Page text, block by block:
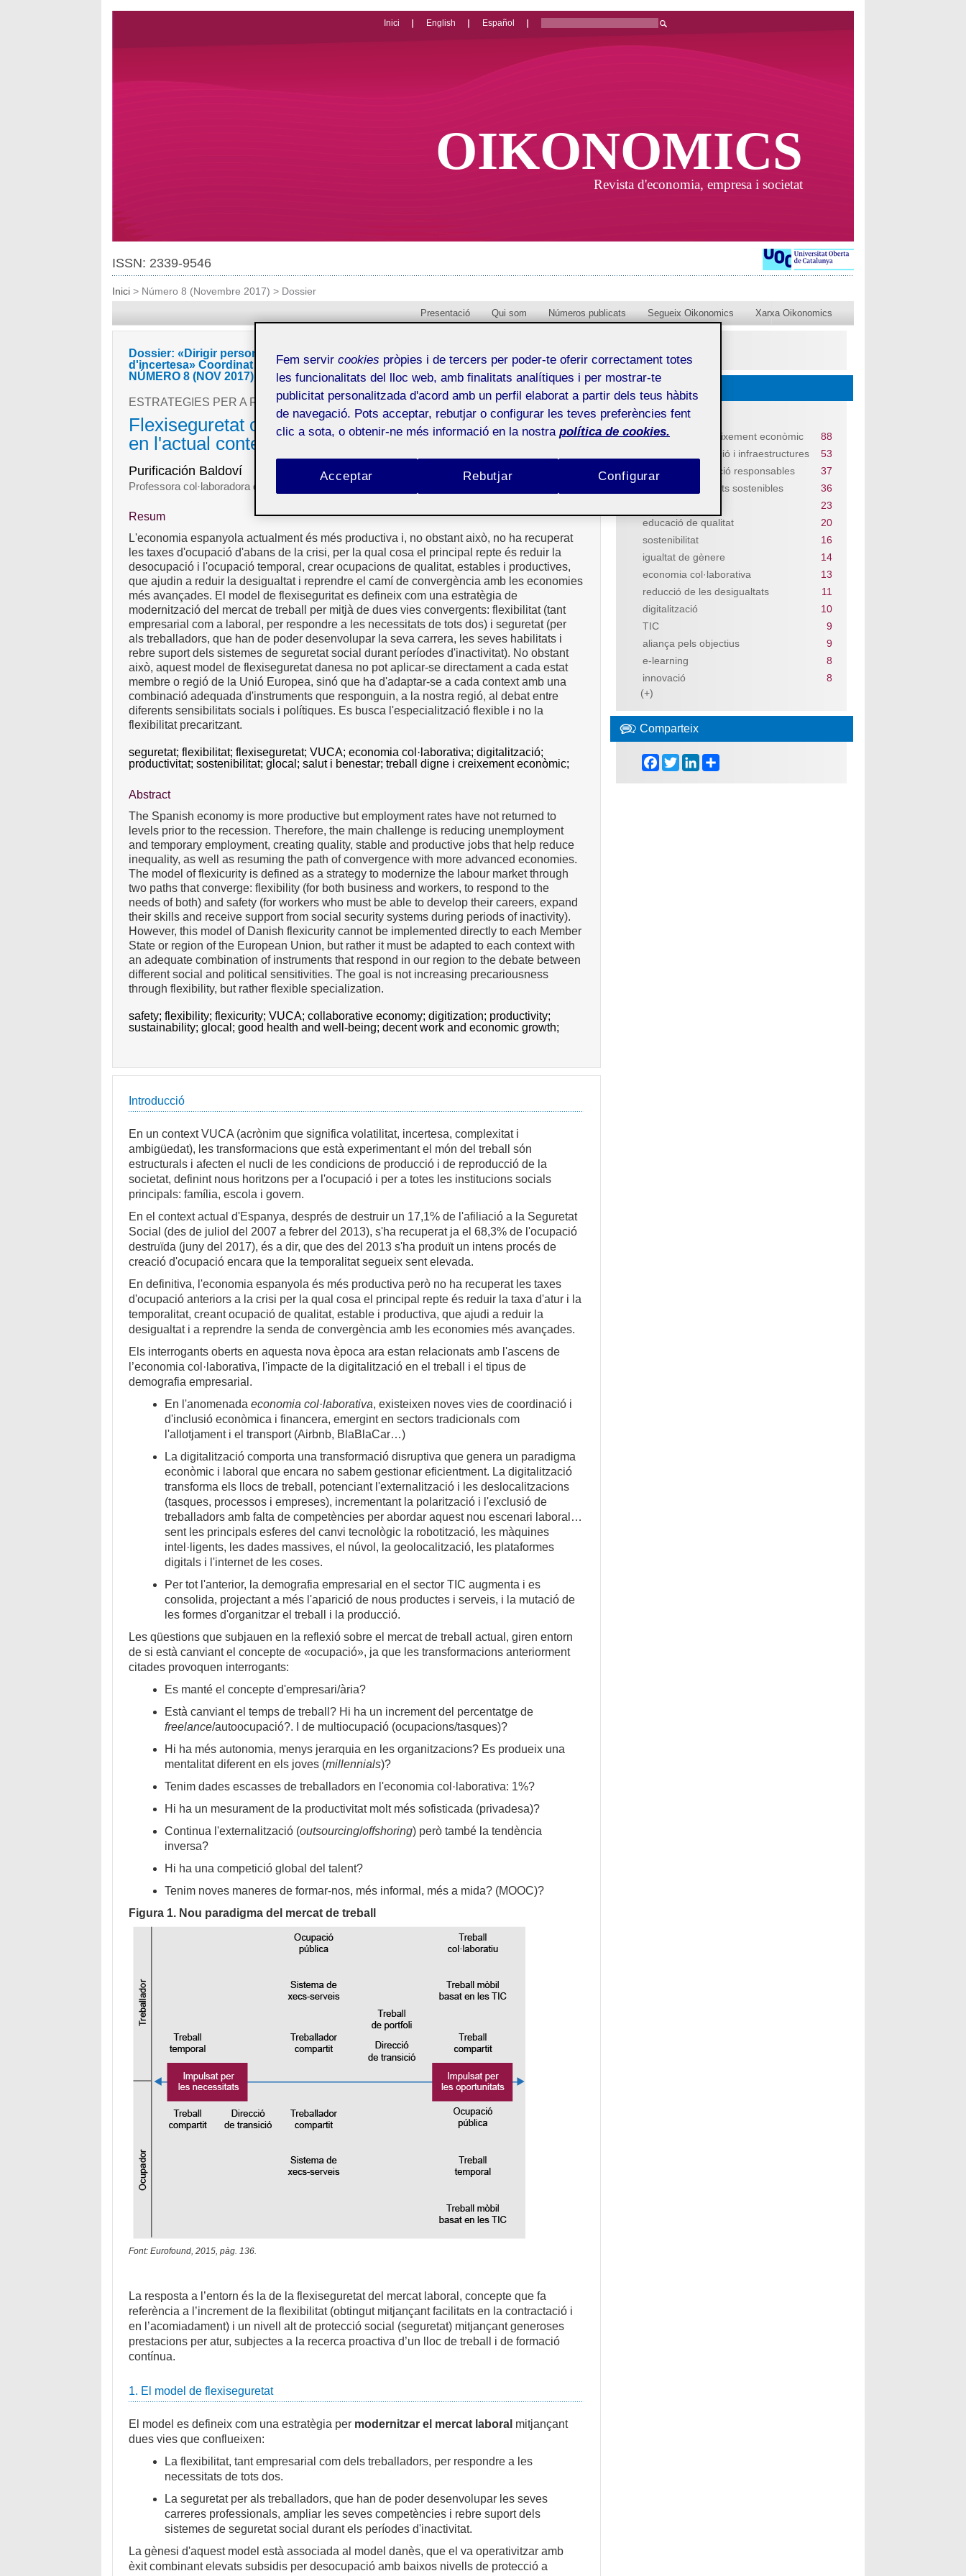
Inici English Español
OIKONOMICS
Revista d'economia, empresa i societat
ISSN: 2339-9546
Inici> Número 8 (Novembre 2017) > Dossier
Presentació Qui som Números publicats Segueix Oikonomics Xarxa Oikonomics
Dossier: «Dirigir persones per transformar les organitzacions en temps
d'incertesa» Coordinat per Pilar Ficapal-Cusí
NÚMERO 8 (NOV 2017)
ESTRATEGIES PER A REDUIR LA DESIGUALTAT
Flexiseguretat o del paradigma delwelfarealworkfare
en l'actual context postcrisis espanyol
Purificación Baldoví
Professora col·laboradora dels Estudis d'Economia i Empresa (UOC)
Resum
L'economia espanyola actualment és més productiva i, no obstant això, no ha recuperat
les taxes d'ocupació d'abans de la crisi, per la qual cosa el principal repte és reduir la
desocupació i l'ocupació temporal, crear ocupacions de qualitat, estables i productives,
que ajudin a reduir la desigualtat i reprendre el camí de convergència amb les economies
més avançades. El model de flexiseguritat es defineix com una estratègia de
modernització del mercat de treball per mitjà de dues vies convergents: flexibilitat (tant
empresarial com a laboral, per respondre a les necessitats de tots dos) i seguretat (per
als treballadors, que han de poder desenvolupar la seva carrera, les seves habilitats i
rebre suport dels sistemes de seguretat social durant períodes d'inactivitat). No obstant
això, aquest model de flexiseguretat danesa no pot aplicar-se directament a cada estat
membre o regió de la Unió Europea, sinó que ha d'adaptar-se a cada context amb una
combinació adequada d'instruments que responguin, a la nostra regió, al debat entre
diferents sensibilitats socials i polítiques. Es busca l'especialització flexible i no la
flexibilitat precaritzant.
seguretat;flexibilitat;flexiseguretat;VUCA;economia col·laborativa;digitalització;
productivitat;sostenibilitat;glocal;salut i benestar;treball digne i creixement econòmic;
Abstract
The Spanish economy is more productive but employment rates have not returned to
levels prior to the recession. Therefore, the main challenge is reducing unemployment
and temporary employment, creating quality, stable and productive jobs that help reduce
inequality, as well as resuming the path of convergence with more advanced economies.
The model of flexicurity is defined as a strategy to modernize the labour market through
two paths that converge: flexibility (for both business and workers, to respond to the
needs of both) and safety (for workers who must be able to develop their careers, expand
their skills and receive support from social security systems during periods of inactivity).
However, this model of Danish flexicurity cannot be implemented directly to each Member
State or region of the European Union, but rather it must be adapted to each context with
an adequate combination of instruments that respond in our region to the debate between
different social and political sensitivities. The goal is not increasing precariousness
through flexibility, but rather flexible specialization.
safety;flexibility;flexicurity;VUCA;collaborative economy;digitization; productivity;
sustainability;glocal;good health and well-being;decent work and economic growth;
Introducció
En un context VUCA (acrònim que significa volatilitat, incertesa, complexitat i
ambigüedat), les transformacions que està experimentant el món del treball són
estructurals i afecten el nucli de les condicions de producció i de reproducció de la
societat, definint nous horitzons per a l'ocupació i per a totes les institucions socials
principals: família, escola i govern.
En el context actual d'Espanya, després de destruir un 17,1% de l'afiliació a la Seguretat
Social (des de juliol del 2007 a febrer del 2013), s'ha recuperat ja el 68,3% de l'ocupació
destruïda (juny del 2017), és a dir, que des del 2013 s'ha produït un intens procés de
creació d'ocupació encara que la temporalitat segueix sent elevada.
En definitiva, l'economia espanyola és més productiva però no ha recuperat les taxes
d'ocupació anteriors a la crisi per la qual cosa el principal repte és reduir la taxa d'atur i la
temporalitat, creant ocupació de qualitat, estable i productiva, que ajudi a reduir la
desigualtat i a reprendre la senda de convergència amb les economies més avançades.
Els interrogants oberts en aquesta nova època ara estan relacionats amb l'ascens de
l’economia col·laborativa, l'impacte de la digitalització en el treball i el tipus de
demografia empresarial.
En l'anomenadaeconomia col·laborativa, existeixen noves vies de coordinació i
d'inclusió econòmica i financera, emergint en sectors tradicionals com
l'allotjament i el transport (Airbnb, BlaBlaCar…)
La digitalització comporta una transformació disruptiva que genera un paradigma
econòmic i laboral que encara no sabem gestionar eficientment. La digitalització
transforma els llocs de treball, potenciant l'externalització i les deslocalitzacions
(tasques, processos i empreses), incrementant la polarització i l'exclusió de
treballadors amb falta de competències per abordar aquest nou escenari laboral…
sent les principals esferes del canvi tecnològic la robotització, les màquines
intel·ligents, les dades massives, el núvol, la geolocalització, les plataformes
digitals i l'internet de les coses.
Per tot l'anterior, la demografia empresarial en el sector TIC augmenta i es
consolida, projectant a més l'aparició de nous productes i serveis, i la mutació de
les formes d'organitzar el treball i la producció.
Les qüestions que subjauen en la reflexió sobre el mercat de treball actual, giren entorn
de si està canviant el concepte de «ocupació», ja que les transformacions anteriorment
citades provoquen interrogants:
Es manté el concepte d'empresari/ària?
Està canviant el temps de treball? Hi ha un increment del percentatge de
freelance/autoocupació?. I de multiocupació (ocupacions/tasques)?
Hi ha més autonomia, menys jerarquia en les organitzacions? Es produeix una
mentalitat diferent en els joves (millennials)?
Tenim dades escasses de treballadors en l'economia col·laborativa: 1%?
Hi ha un mesurament de la productivitat molt més sofisticada (privadesa)?
Continua l'externalització (outsourcing/offshoring) però també la tendència
inversa?
Hi ha una competició global del talent?
Tenim noves maneres de formar-nos, més informal, més a mida? (MOOC)?
Figura 1. Nou paradigma del mercat de treball
Font: Eurofound, 2015, pàg. 136.
La resposta a l’entorn és la de la flexiseguretat del mercat laboral, concepte que fa
referència a l’increment de la flexibilitat (obtingut mitjançant facilitats en la contractació i
en l’acomiadament) i un nivell alt de protecció social (seguretat) mitjançant generoses
prestacions per atur, subjectes a la recerca proactiva d’un lloc de treball i de formació
contínua.
1. El model de flexiseguretat
El model es defineix com una estratègia per modernitzar el mercat laboral mitjançant
dues vies que conflueixen:
La flexibilitat, tant empresarial com dels treballadors, per respondre a les
necessitats de tots dos.
La seguretat per als treballadors, que han de poder desenvolupar les seves
carreres professionals, ampliar les seves competències i rebre suport dels
sistemes de seguretat social durant els períodes d'inactivitat.
La gènesi d'aquest model està associada al model danès, que el va operativitzar amb
èxit combinant elevats subsidis per desocupació amb baixos nivells de protecció a
Descobriu...
Temes
treball digne i creixement econòmic
88
indústria, innovació i infraestructures
53
consum i producció responsables
37
ciutats i comunitats sostenibles
36
23
educació de qualitat
20
sostenibilitat
16
igualtat de gènere
14
economia col·laborativa
13
reducció de les desigualtats
11
digitalització
10
TIC
9
aliança pels objectius
9
e-learning
8
innovació
8
(+)
Comparteix
Facebook
TwitterLinkedIn
Fem servir cookies pròpies i de tercers per poder-te oferir correctament totes
les funcionalitats del lloc web, amb finalitats analítiques i per mostrar-te
publicitat personalitzada d'acord amb un perfil elaborat a partir dels teus hàbits
de navegació. Pots acceptar, rebutjar o configurar les teves preferències fent
clic a sota, o obtenir-ne més informació en la nostra política de cookies.
Rebutjar
Acceptar Configurar